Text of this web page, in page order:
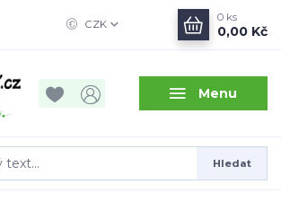
Menu
CZK
Hledat
0 ks
0,00 Kč